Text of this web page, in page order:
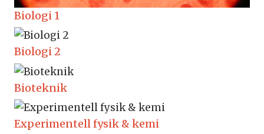
Biologi 1
Biologi 2
Bioteknik
Expe­ri­men­tell fysik & kemi